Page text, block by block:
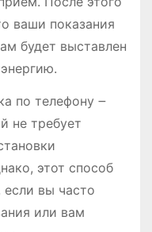
ваши показания
будет выставлен
по телефону ౼
не требует
этот способ
вы часто
или вам